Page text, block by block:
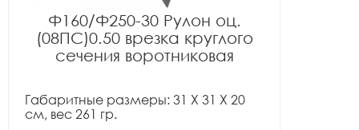
Ф160/Ф250-30 Рулон оц.
(08ПС)0.50 врезка круглого
сечения воротниковая
Габаритные размеры: 31 X 31 X 20
см, вес 261 гр.